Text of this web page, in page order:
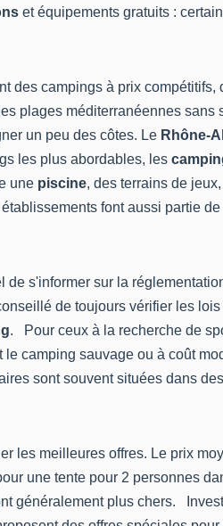
et équipements gratuits :
des campings à prix compétitifs,
plages méditerranéennes sans
un peu des côtes. Le Rhône-
les plus abordables, les
une piscine, des terrains de
font aussi partie
s'informer sur la
de toujours vérifier les
. Pour ceux à la recherche de
camping sauvage ou à coût
sont souvent situées dans
les meilleures offres. Le prix
une tente pour 2 personnes
généralement plus chers.